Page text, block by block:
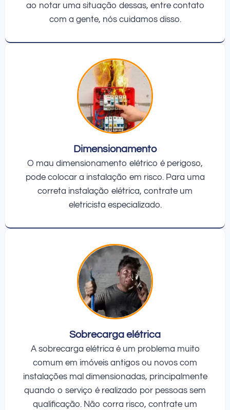
ao notar uma situação dessas, entre contato
com a gente, nós cuidamos disso.
Dimensionamento
O mau dimensionamento elétrico é perigoso,
pode colocar a instalação em risco. Para uma
correta instalação elétrica, contrate um
eletricista especializado.
Sobrecarga elétrica
A sobrecarga elétrica é um problema muito
comum em imóveis antigos ou novos com
instalações mal dimensionadas, principalmente
quando o serviço é realizado por pessoas sem
qualificação. Não corra risco, contrate um